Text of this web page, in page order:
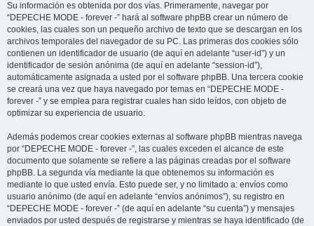
Su información es obtenida por dos vías. Primeramente, navegar por
“DEPECHE MODE - forever -” hará al software phpBB crear un número de
cookies, las cuales son un pequeño archivo de texto que se descargan en los
archivos temporales del navegador de su PC. Las primeras dos cookies sólo
contienen un identificador de usuario (de aquí en adelante “user-id”) y un
identificador de sesión anónima (de aquí en adelante “session-id”),
automáticamente asignada a usted por el software phpBB. Una tercera cookie
se creará una vez que haya navegado por temas en “DEPECHE MODE -
forever -” y se emplea para registrar cuales han sido leídos, con objeto de
optimizar su experiencia de usuario.
Además podemos crear cookies externas al software phpBB mientras navega
por “DEPECHE MODE - forever -”, las cuales exceden el alcance de este
documento que solamente se refiere a las páginas creadas por el software
phpBB. La segunda vía mediante la que obtenemos su información es
mediante lo que usted envía. Esto puede ser, y no limitado a: envíos como
usuario anónimo (de aquí en adelante “envíos anónimos”), su registro en
“DEPECHE MODE - forever -” (de aquí en adelante “su cuenta”) y mensajes
enviados por usted después de registrarse y mientras se haya identificado (de